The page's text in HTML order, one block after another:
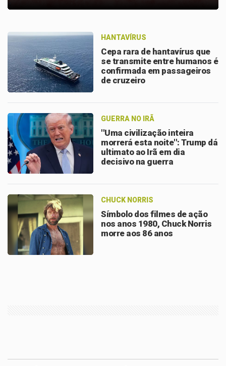
HANTAVÍRUS
Cepa rara de hantavírus que
se transmite entre humanos é
confirmada em passageiros
de cruzeiro
GUERRA NO IRÃ
''Uma civilização inteira
morrerá esta noite'': Trump dá
ultimato ao Irã em dia
decisivo na guerra
CHUCK NORRIS
Símbolo dos filmes de ação
nos anos 1980, Chuck Norris
morre aos 86 anos